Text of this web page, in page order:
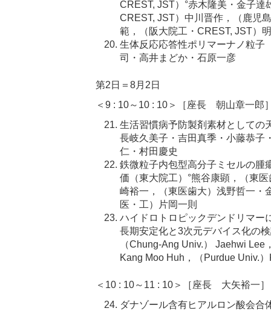
CREST, JST）°赤木隆美・金子
CREST, JST）中川晋作，（鹿児
範，（阪大院工・CREST, JST）
生体反応応答性ポリマーナノ粒子
司・高井まどか・石原一彦
第2日＝8月2日
＜9 : 10～10 : 10＞［座長 朝山章一郎
生活習慣病予防製剤素材としての
長岐久美子・吉田真季・小藤恭
仁・村田慶史
鉄微粒子内包型高分子ミセルの腫
価（東大院工）°熊谷康顕，（東
崎裕一，（東医歯大）浅野哲一・
医・工）片岡一則
ハイドロトロピックデンドリマー
長期安定化と3次元デバイス化の
（Chung-Ang Univ.） Jaehwi
Kang Moo Huh，（Purdue Univ.
＜10 : 10～11 : 10＞［座長 大矢裕一］
ダナゾール含有ヒアルロン酸会合